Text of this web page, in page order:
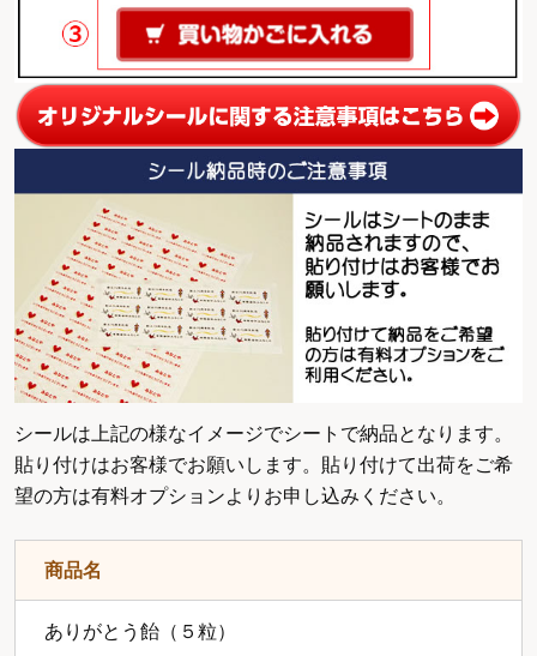
シールは上記の様なイメージでシートで納品となります。
貼り付けはお客様でお願いします。貼り付けて出荷をご希
望の方は有料オプションよりお申し込みください。
商品名
ありがとう飴（５粒）